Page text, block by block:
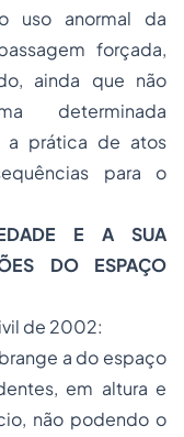
uso anormal da
forçada,
ainda que não
determinada
a prática de atos
para o
E A SUA
DO ESPAÇO
de 2002:
a do espaço
em altura e
não podendo o